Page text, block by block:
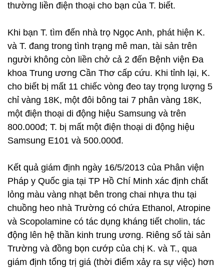
thường liền điện thoại cho bạn của T. biết.
Khi bạn T. tìm đến nhà trọ Ngọc Anh, phát hiện K.
và T. đang trong tình trạng mê man, tài sản trên
người không còn liền chở cả 2 đến Bệnh viện Đa
khoa Trung ương Cần Thơ cấp cứu. Khi tỉnh lại, K.
cho biết bị mất 11 chiếc vòng đeo tay trọng lượng 5
chỉ vàng 18K, một đôi bông tai 7 phân vàng 18K,
một điện thoại di động hiệu Samsung và trên
800.000đ; T. bị mất một điện thoại di động hiệu
Samsung E101 và 500.000đ.
Kết quả giám định ngày 16/5/2013 của Phân viện
Pháp y Quốc gia tại TP Hồ Chí Minh xác định chất
lỏng màu vàng nhạt bên trong chai nhựa thu tại
chuồng heo nhà Trường có chứa Ethanol, Atropine
và Scopolamine có tác dụng kháng tiết cholin, tác
động lên hệ thần kinh trung ương. Riêng số tài sản
Trường và đồng bọn cướp của chị K. và T., qua
giám định tổng trị giá (thời điểm xảy ra sự việc) hơn